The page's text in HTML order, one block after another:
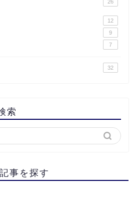
26
12
9
7
32
索
事を探す